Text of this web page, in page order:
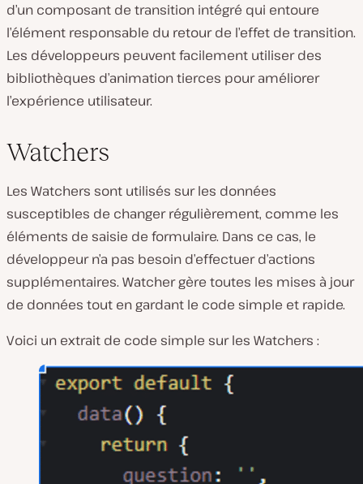
d’un composant de transition intégré qui entoure
l’élément responsable du retour de l’effet de transition.
Les développeurs peuvent facilement utiliser des
bibliothèques d’animation tierces pour améliorer
l’expérience utilisateur.
Watchers
Les Watchers sont utilisés sur les données
susceptibles de changer régulièrement, comme les
éléments de saisie de formulaire. Dans ce cas, le
développeur n’a pas besoin d’effectuer d’actions
supplémentaires. Watcher gère toutes les mises à jour
de données tout en gardant le code simple et rapide.
Voici un extrait de code simple sur les Watchers :